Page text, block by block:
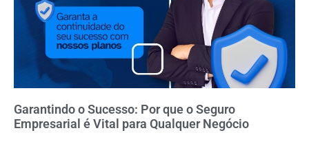
Garantindo o Sucesso: Por que o Seguro
Empresarial é Vital para Qualquer Negócio